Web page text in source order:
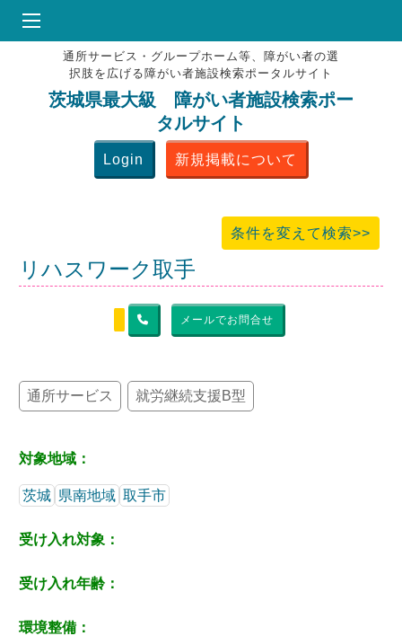
HOME
♥お気にりブックマーク
掲載会員MENU
よくある質問
通所サービス・グループホーム等、障がい者の選
択肢を広げる障がい者施設検索ポータルサイト
茨城県最大級 障がい者施設検索ポー
タルサイト
Login 新規掲載について
条件を変えて検索>>
リハスワーク取手
メールでお問合せ
通所サービス 就労継続支援B型
対象地域：
茨城 県南地域 取手市
受け入れ対象：
受け入れ年齢：
環境整備：